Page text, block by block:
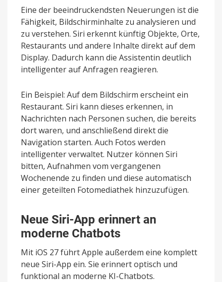
Eine der beeindruckendsten Neuerungen ist die
Fähigkeit, Bildschirminhalte zu analysieren und
zu verstehen. Siri erkennt künftig Objekte, Orte,
Restaurants und andere Inhalte direkt auf dem
Display. Dadurch kann die Assistentin deutlich
intelligenter auf Anfragen reagieren.
Ein Beispiel: Auf dem Bildschirm erscheint ein
Restaurant. Siri kann dieses erkennen, in
Nachrichten nach Personen suchen, die bereits
dort waren, und anschließend direkt die
Navigation starten. Auch Fotos werden
intelligenter verwaltet. Nutzer können Siri
bitten, Aufnahmen vom vergangenen
Wochenende zu finden und diese automatisch
einer geteilten Fotomediathek hinzuzufügen.
Neue Siri-App erinnert an
moderne Chatbots
Mit iOS 27 führt Apple außerdem eine komplett
neue Siri-App ein. Sie erinnert optisch und
funktional an moderne KI-Chatbots.